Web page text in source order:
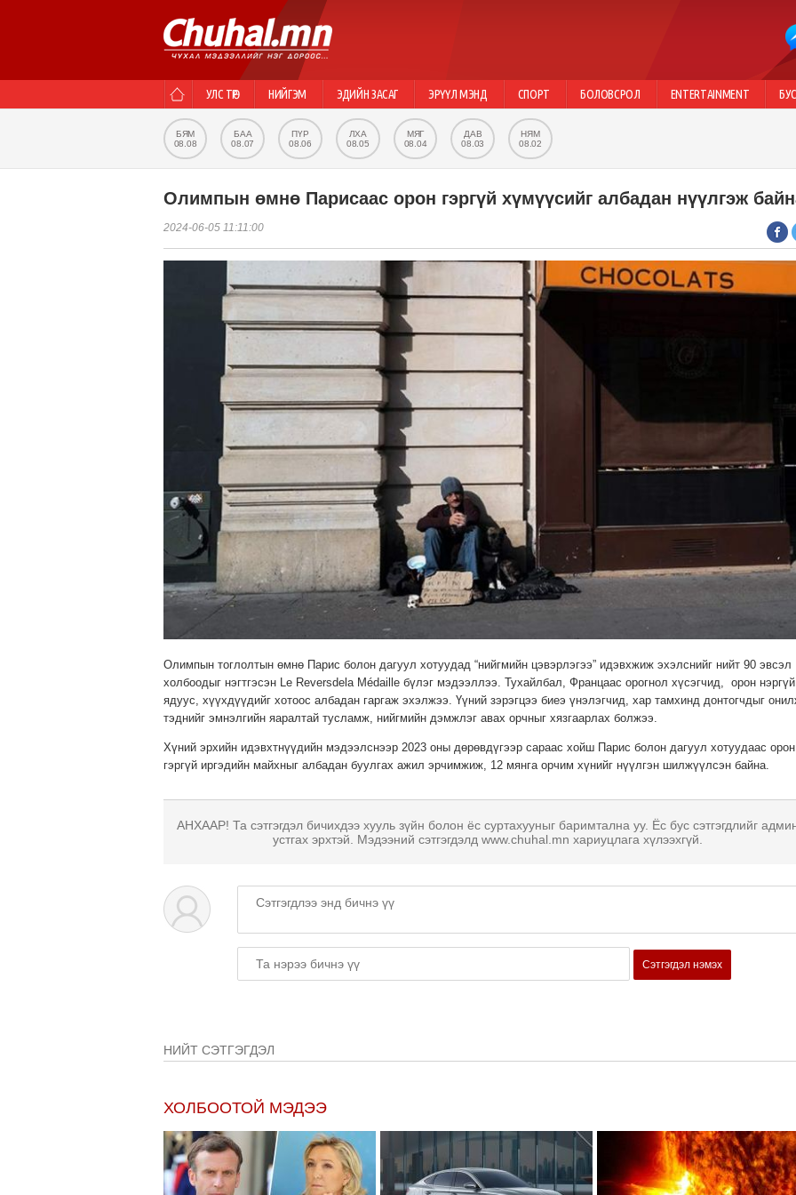
УЛС ТӨР НИЙГЭМ ЭДИЙН ЗАСАГ ЭРҮҮЛ МЭНД СПОРТ БОЛОВСРОЛ ENTERTAINMENT
БЯМ
08.08
БАА
08.07
ПҮР
08.06
ЛХА
08.05
МЯГ
08.04
ДАВ
08.03
НЯМ
08.02
Олимпын өмнө Парисаас орон гэргүй хүмүүсийг албадан нүүлгэж
2024-06-05 11:11:00
Олимпын тоглолтын өмнө Парис болон дагуул хотуудад “нийгмийн цэвэрлэгээ” идэвхжиж эхэлснийг нийт 90 эвсэл
холбоодыг нэгтгэсэн Le Reversdela Médaille бүлэг мэдээллээ. Тухайлбал, Францаас орогнол хүсэгчид, орон нэргүй
ядуус, хүүхдүүдийг хотоос албадан гаргаж эхэлжээ. Үүний зэрэгцээ биеэ үнэлэгчид, хар тамхинд донтогчдыг
тэднийг эмнэлгийн яаралтай тусламж, нийгмийн дэмжлэг авах орчныг хязгаарлах болжээ.
Хүний эрхийн идэвхтнүүдийн мэдээлснээр 2023 оны дөрөвдүгээр сараас хойш Парис болон дагуул хотуудаас орон
гэргүй иргэдийн майхныг албадан буулгах ажил эрчимжиж, 12 мянга орчим хүнийг нүүлгэн шилжүүлсэн байна.
АНХААР! Та сэтгэгдэл бичихдээ хууль зүйн болон ёс суртахууныг баримтална уу. Ёс бус сэтгэгдлийг
устгах эрхтэй. Мэдээний сэтгэгдэлд www.chuhal.mn хариуцлага хүлээхгүй.
Сэтгэгдэл нэмэх
НИЙТ СЭТГЭГДЭЛ
ХОЛБООТОЙ МЭДЭЭ